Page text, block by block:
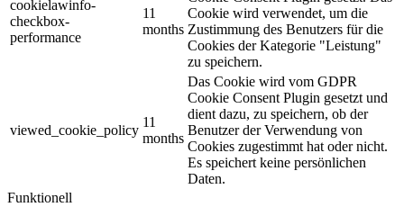
cookielawinfo-
checkbox-
performance
11
months
Cookie wird verwendet, um die
Zustimmung des Benutzers für die
Cookies der Kategorie "Leistung"
zu speichern.
viewed_cookie_policy
11
months
Das Cookie wird vom GDPR
Cookie Consent Plugin gesetzt und
dient dazu, zu speichern, ob der
Benutzer der Verwendung von
Cookies zugestimmt hat oder nicht.
Es speichert keine persönlichen
Daten.
Funktionell